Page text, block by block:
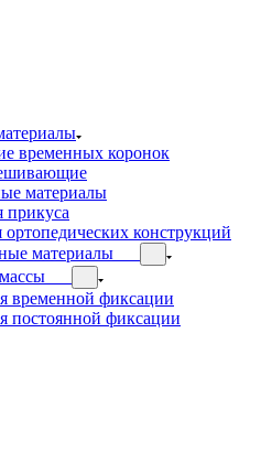
временных коронок
материалы
прикуса
ортопедических конструкций
материалы
временной фиксации
постоянной фиксации